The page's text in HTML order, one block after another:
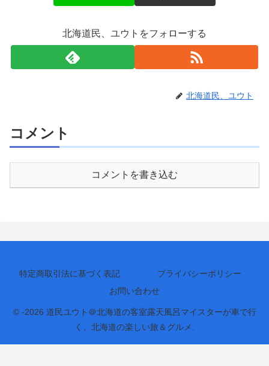
北海道民、ユウトをフォローする
北海道民、ユウト
コメント
コメントを書き込む
特定商取引法に基づく表記
プライバシーポリシー
お問い合わせ
© -2026 道民ユウト＠北海道の客室露天風呂マイスターが車で行
く、北海道の楽しい旅＆グルメ.